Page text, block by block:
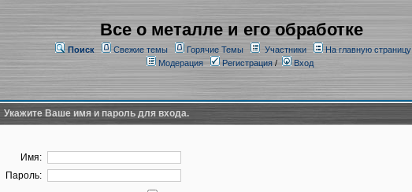
Все о металле и его обработке
Поиск Свежие темы Горячие Темы Участники
На главную страницу
Модерация
Регистрация/ Вход
Укажите Ваше имя и пароль для входа.
Имя:
Пароль: